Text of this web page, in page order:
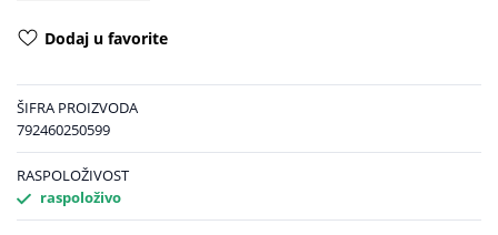
Dodaj u favorite
ŠIFRA PROIZVODA
792460250599
RASPOLOŽIVOST
raspoloživo